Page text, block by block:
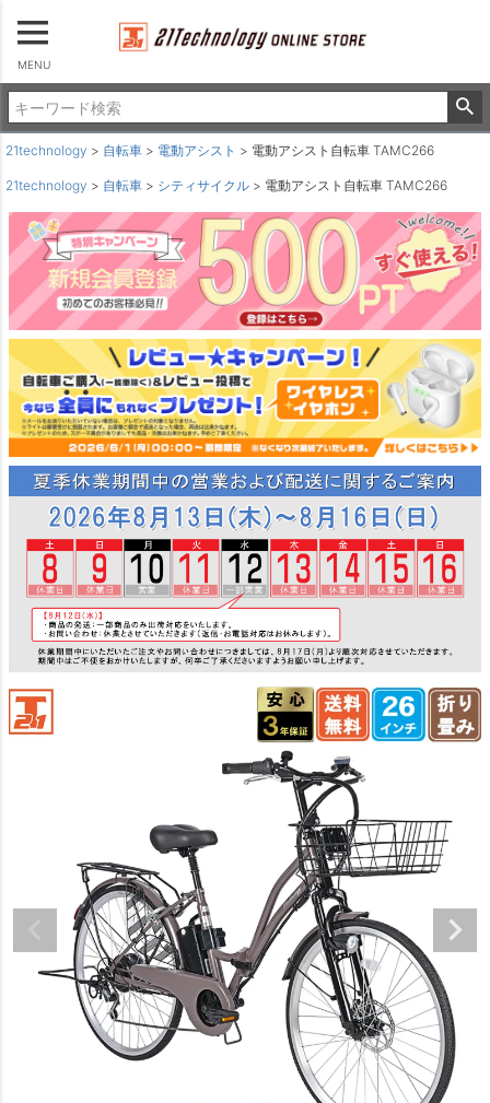
MENU
21technology 自転車 電動アシスト 電動アシスト自転車 TAMC266
21technology 自転車 シティサイクル 電動アシスト自転車 TAMC266